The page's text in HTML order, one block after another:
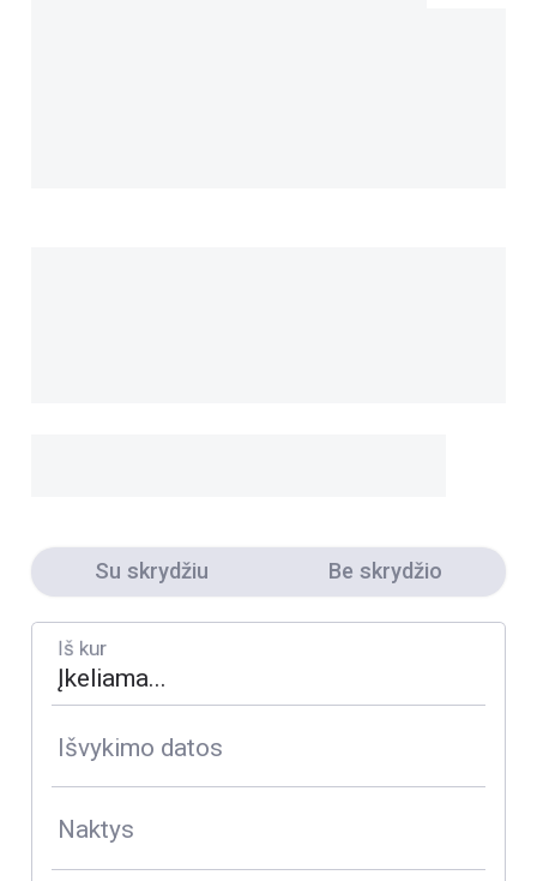
Su skrydžiu Be skrydžio
Iš kur
Išvykimo datos
Naktys